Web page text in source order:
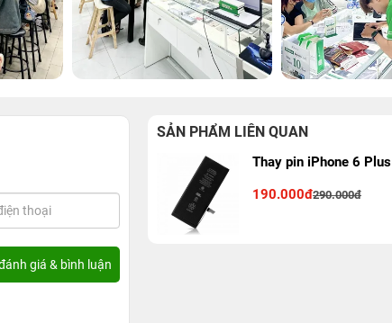
SẢN PHẨM LIÊN QUAN
Thay pin iPhone 6 Plus
190.000đ290.000đ